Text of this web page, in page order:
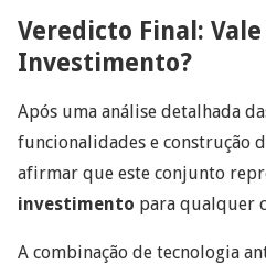
Veredicto Final: Vale
Investimento?
Após uma análise detalhada
funcionalidades e construção
afirmar que este conjunto
investimento para qualquer
A combinação de tecnologia